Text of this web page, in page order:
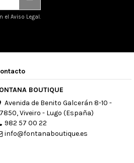
Aviso Legal.
BOUTIQUE
Avenida de Benito Galcerán 8-10 -
Viveiro - Lugo (España)
982 57 00 22
info@fontanaboutique.es